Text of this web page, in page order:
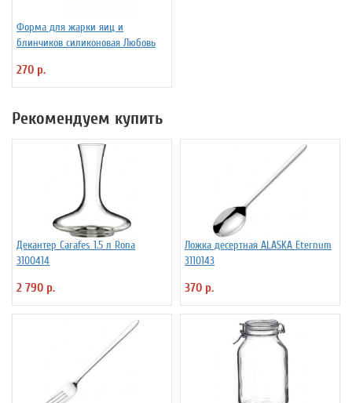
Форма для жарки яиц и
блинчиков силиконовая Любовь
270 р.
Рекомендуем купить
Декантер Carafes 1.5 л Rona
3100414
2 790 р.
Ложка десертная ALASKA Eternum
3110143
370 р.